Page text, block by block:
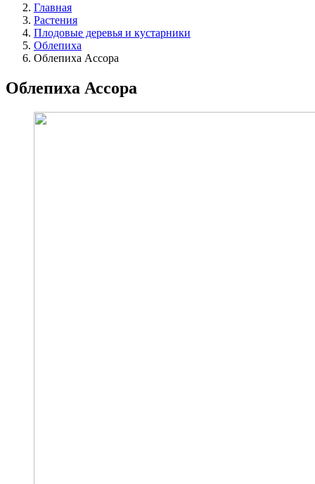
Главная
Растения
Плодовые деревья и кустарники
Облепиха
Облепиха Ассора
Облепиха Ассора